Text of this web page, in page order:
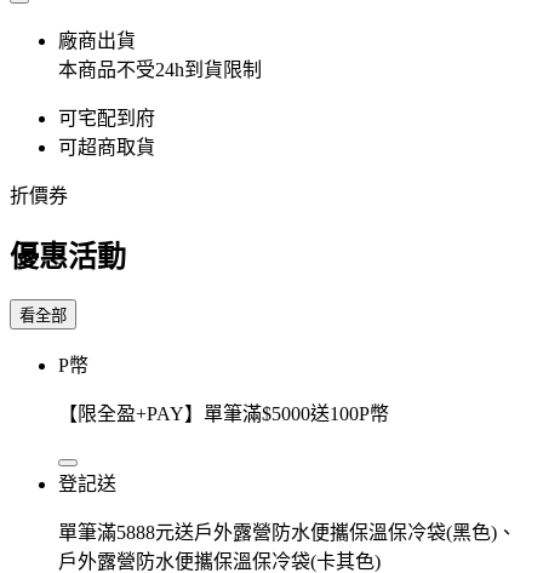
廠商出貨
本商品不受24h到貨限制
可宅配到府
可超商取貨
折價券
優惠活動
看全部
P幣
【限全盈+PAY】單筆滿$5000送100P幣
登記送
單筆滿5888元送戶外露營防水便攜保溫保冷袋(黑色)、
戶外露營防水便攜保溫保冷袋(卡其色)